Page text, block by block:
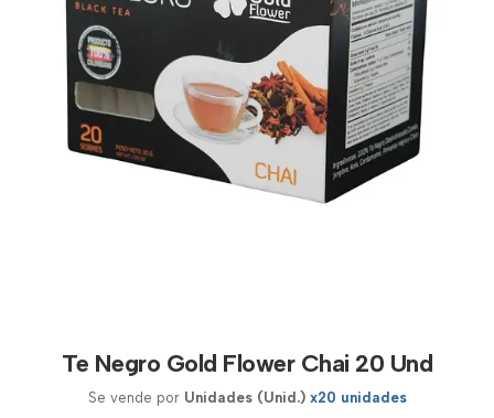
Te Negro Gold Flower Chai 20 Und
Se vende por Unidades (Unid.) x20 unidades